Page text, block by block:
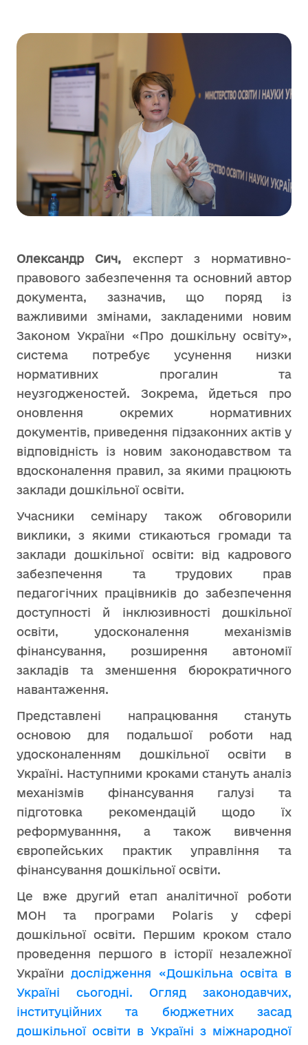
Олександр Сич, експерт з нормативно-
правового забезпечення та основний автор
документа, зазначив, що поряд із
важливими змінами, закладеними новим
Законом України «Про дошкільну освіту»,
система потребує усунення низки
нормативних прогалин та
неузгодженостей. Зокрема, йдеться про
оновлення окремих нормативних
документів, приведення підзаконних актів у
відповідність із новим законодавством та
вдосконалення правил, за якими працюють
заклади дошкільної освіти.
Учасники семінару також обговорили
виклики, з якими стикаються громади та
заклади дошкільної освіти: від кадрового
забезпечення та трудових прав
педагогічних працівників до забезпечення
доступності й інклюзивності дошкільної
освіти, удосконалення механізмів
фінансування, розширення автономії
закладів та зменшення бюрократичного
навантаження.
Представлені напрацювання стануть
основою для подальшої роботи над
удосконаленням дошкільної освіти в
Україні. Наступними кроками стануть аналіз
механізмів фінансування галузі та
підготовка рекомендацій щодо їх
реформуванння, а також вивчення
європейських практик управління та
фінансування дошкільної освіти.
Це вже другий етап аналітичної роботи
МОН та програми Polaris у сфері
дошкільної освіти. Першим кроком стало
проведення першого в історії незалежної
Українидослідження «Дошкільна освіта в
Україні сьогодні. Огляд законодавчих,
інституційних та бюджетних засад
дошкільної освіти в Україні з міжнародної